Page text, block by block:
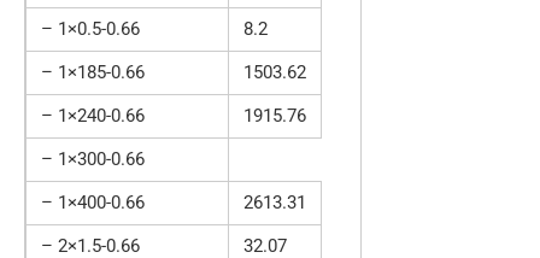
– 1×0.5-0.66
8.2
– 1×185-0.66
1503.62
– 1×240-0.66
1915.76
– 1×300-0.66
– 1×400-0.66
2613.31
– 2×1.5-0.66
32.07